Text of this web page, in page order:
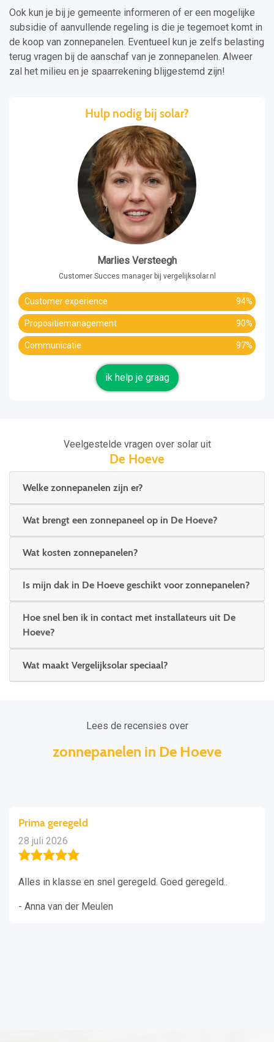
Ook kun je bij je gemeente informeren of er een mogelijke
subsidie of aanvullende regeling is die je tegemoet komt in
de koop van zonnepanelen. Eventueel kun je zelfs belasting
terug vragen bij de aanschaf van je zonnepanelen. Alweer
zal het milieu en je spaarrekening blijgestemd zijn!
Hulp nodig bij solar?
Marlies Versteegh
Customer Succes manager bij vergelijksolar.nl
Customer experience 94%
Propositiemanagement 90%
Communicatie 97%
ik help je graag
Veelgestelde vragen over solar uit
De Hoeve
Welke zonnepanelen zijn er?
Wat brengt een zonnepaneel op in De Hoeve?
Wat kosten zonnepanelen?
Is mijn dak in De Hoeve geschikt voor zonnepanelen?
Hoe snel ben ik in contact met installateurs uit De
Hoeve?
Wat maakt Vergelijksolar speciaal?
Lees de recensies over
zonnepanelen in De Hoeve
Prima geregeld
28 juli 2026
Alles in klasse en snel geregeld. Goed geregeld..
- Anna van der Meulen